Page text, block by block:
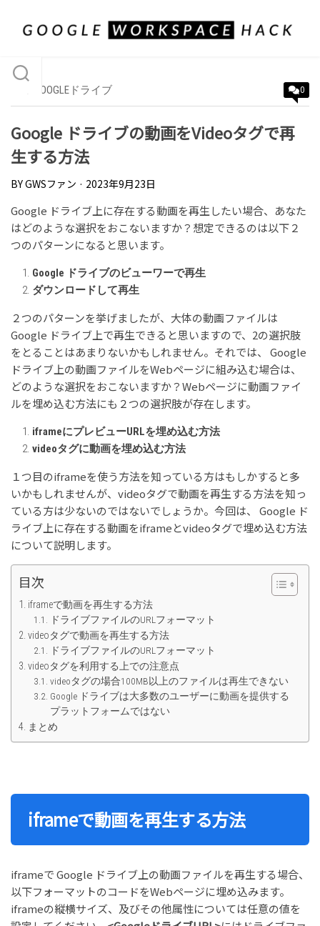
GOOGLEドライブ 0
Google ドライブの動画をVideoタグで再
生する方法
BYGWSファン · 2023年9月23日
Google ドライブ上に存在する動画を再生したい場合、あなた
はどのような選択をおこないますか？想定できるのは以下２
つのパターンになると思います。
Google ドライブのビューワーで再生
ダウンロードして再生
２つのパターンを挙げましたが、大体の動画ファイルは
Google ドライブ上で再生できると思いますので、2の選択肢
をとることはあまりないかもしれません。それでは、 Google
ドライブ上の動画ファイルをWebページに組み込む場合は、
どのような選択をおこないますか？Webページに動画ファイ
ルを埋め込む方法にも２つの選択肢が存在します。
iframeにプレビューURLを埋め込む方法
videoタグに動画を埋め込む方法
１つ目のiframeを使う方法を知っている方はもしかすると多
いかもしれませんが、videoタグで動画を再生する方法を知っ
ている方は少ないのではないでしょうか。今回は、 Google ド
ライブ上に存在する動画をiframeとvideoタグで埋め込む方法
について説明します。
目次
iframeで動画を再生する方法
ドライブファイルのURLフォーマット
videoタグで動画を再生する方法
ドライブファイルのURLフォーマット
videoタグを利用する上での注意点
videoタグの場合100MB以上のファイルは再生できない
Google ドライブは大多数のユーザーに動画を提供する
プラットフォームではない
まとめ
iframeで動画を再生する方法
iframeで Google ドライブ上の動画ファイルを再生する場合、
以下フォーマットのコードをWebページに埋め込みます。
iframeの縦横サイズ、及びその他属性については任意の値を